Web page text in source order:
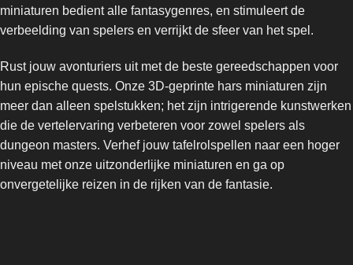
miniaturen bedient alle fantasygenres, en stimuleert de
verbeelding van spelers en verrijkt de sfeer van het spel.
Rust jouw avonturiers uit met de beste gereedschappen voor
hun epische quests. Onze 3D-geprinte hars miniaturen zijn
meer dan alleen spelstukken; het zijn intrigerende kunstwerken
die de vertelervaring verbeteren voor zowel spelers als
dungeon masters. Verhef jouw tafelrolspellen naar een hoger
niveau met onze uitzonderlijke miniaturen en ga op
onvergetelijke reizen in de rijken van de fantasie.